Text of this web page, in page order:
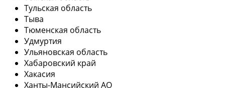
Тульская область
Тыва
Тюменская область
Удмуртия
Ульяновская область
Хабаровский край
Хакасия
Ханты-Мансийский АО